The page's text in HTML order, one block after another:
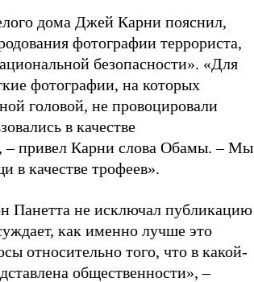
дома Джей Карни пояснил,
фотографии террориста,
безопасности». «Для
фотографии, на которых
головой, не провоцировали
в качестве
–привел Карни слова Обамы.–Мы
в качестве трофеев».
Панетта не исключал публикацию
как именно лучше это
относительно того, что в какой-
общественности», –